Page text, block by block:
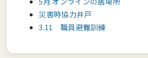
災害時協力井戸
3.11 職員避難訓練